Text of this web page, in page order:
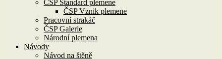
ČSP Standard plemene
ČSP Vznik plemene
Pracovní strakáč
ČSP Galerie
Národní plemena
Návody
Návod na štěně